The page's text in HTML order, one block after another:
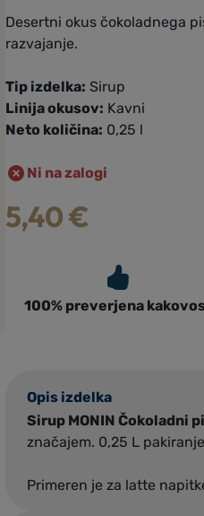
Desertni okus čokoladnega
razvajanje.
Tip izdelka: Sirup
Linija okusov: Kavni
Neto količina: 0,25 l
Ni na zalogi
5,40€
100% preverjena
Opis izdelka
Sirup MONIN Čokoladni
značajem. 0,25 L
Primeren je za latte